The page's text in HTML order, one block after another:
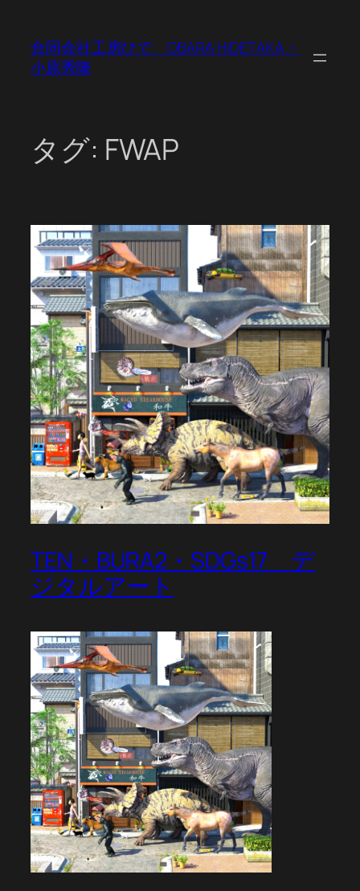
合同会社工房ひで OBARA HIDETAKA・
小原秀隆
タグ: FWAP
TEN・BURA2・SDGs17 デ
ジタルアート